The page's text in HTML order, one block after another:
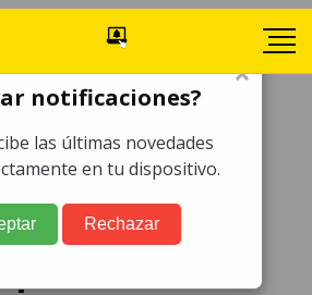
Anahí y Julión
su talento
Francisco
×
notificaciones?
las últimas novedades
en tu dispositivo.
Rechazar